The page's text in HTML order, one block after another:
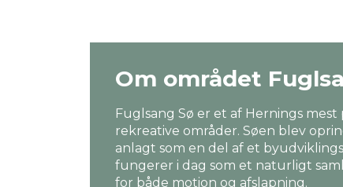
Om området
Fuglsang Sø er et af Hernings
rekreative områder. Søen blev
anlagt som en del af et
fungerer i dag som et naturligt
for både motion og afslapning.